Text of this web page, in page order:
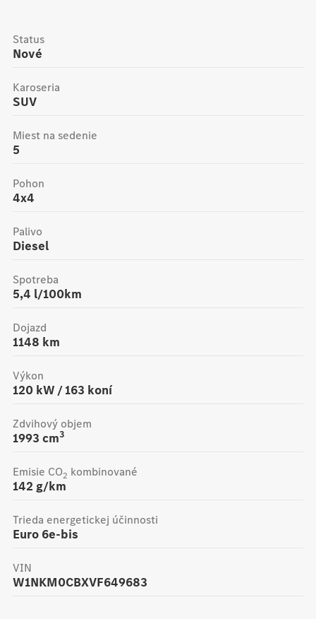
Nové
Status
SUV
Karoseria
5
Miest na sedenie
4x4
Pohon
Diesel
Palivo
5,4 l/100km
Spotreba
1148 km
Dojazd
120 kW /163 koní
Výkon
1993 cm3
Zdvihový objem
142 g/km
Emisie CO2 kombinované
Euro 6e-bis
Trieda energetickej účinnosti
W1NKM0CBXVF649683
VIN